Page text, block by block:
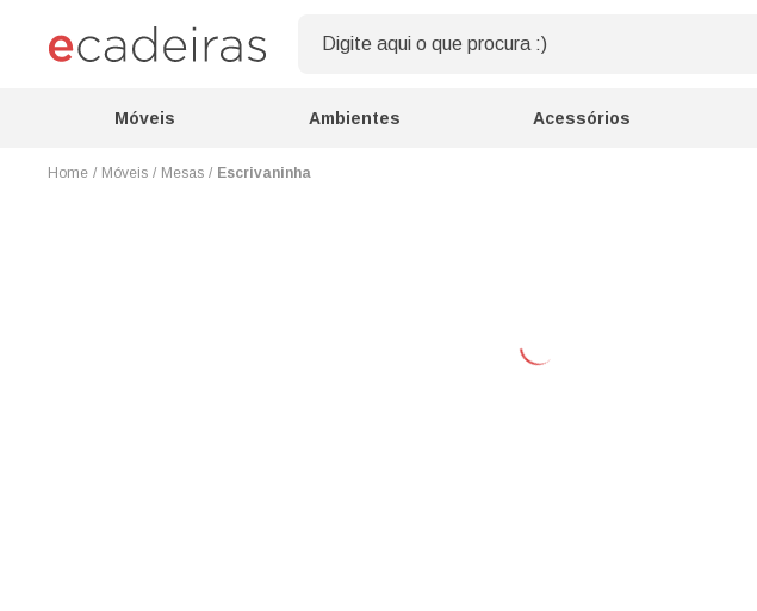
Móveis Ambientes Acessórios
Móveis Mesas Escrivaninha